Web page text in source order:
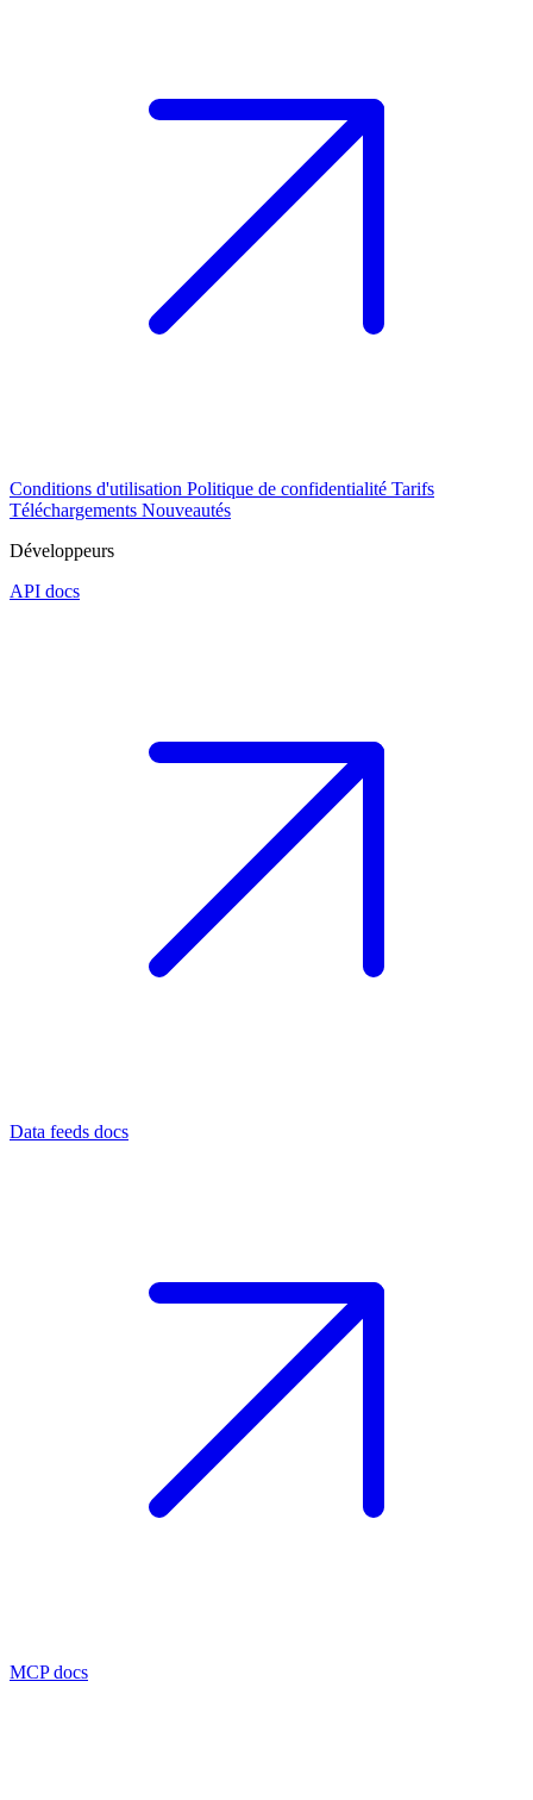
Conditions d'utilisation Politique de confidentialité Tarifs
Téléchargements Nouveautés
Développeurs
API docs
Data feeds docs
MCP docs